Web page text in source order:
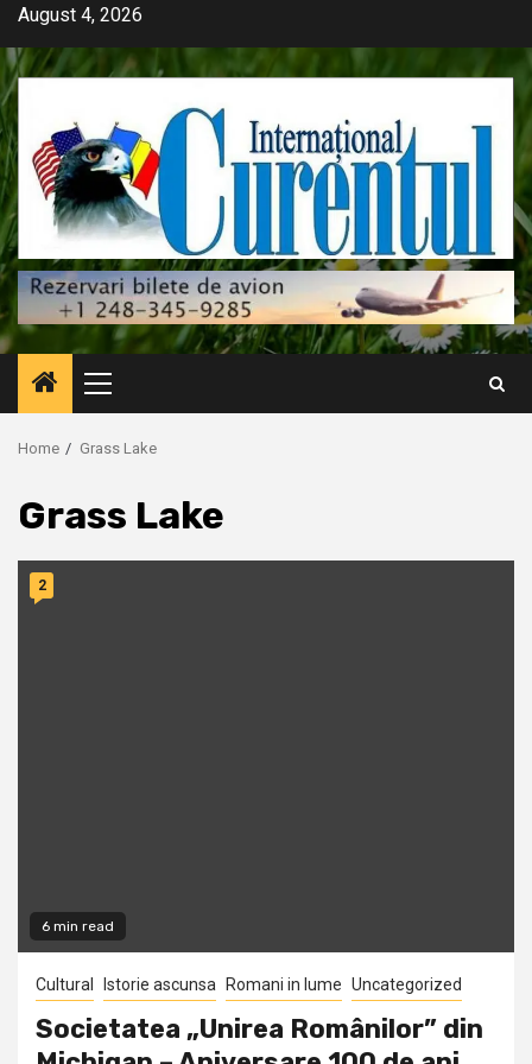
Skip
content
August 4, 2026
Primary
Menu
Home Grass Lake
Grass Lake
6 min read
2
Cultural Istorie ascunsa Romani in lume Uncategorized
Societatea „Unirea Românilor” din